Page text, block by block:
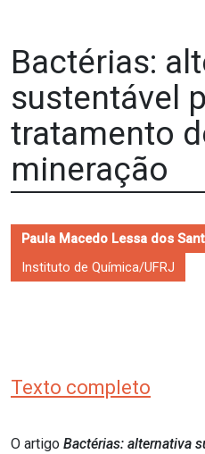
Bactérias:
sustentável
tratamento
mineração
Paula Macedo Lessa dos
Instituto de Química/UFRJ
Texto completo
O artigo Bactérias: alternativa